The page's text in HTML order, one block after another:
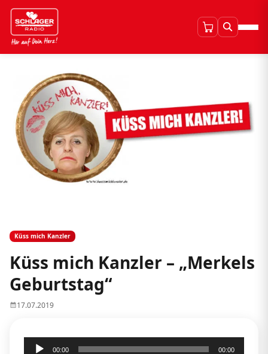
Küss mich Kanzler
Küss mich Kanzler – „Merkels
Geburtstag“
17.07.2019
Audio-
00:00 00:00